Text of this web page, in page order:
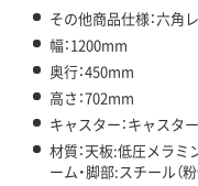
その他商品仕様：六角
幅：1200mm
奥行：450mm
高さ：702mm
キャスター：キャスタ
材質：天板:低圧メラ
ーム・脚部:スチール